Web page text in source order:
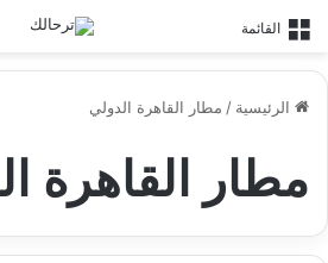
القائمة
الرئيسية / مطار القاهرة الدولي
مطار القاهرة